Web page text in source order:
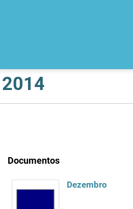
2014
Documentos
Dezembro